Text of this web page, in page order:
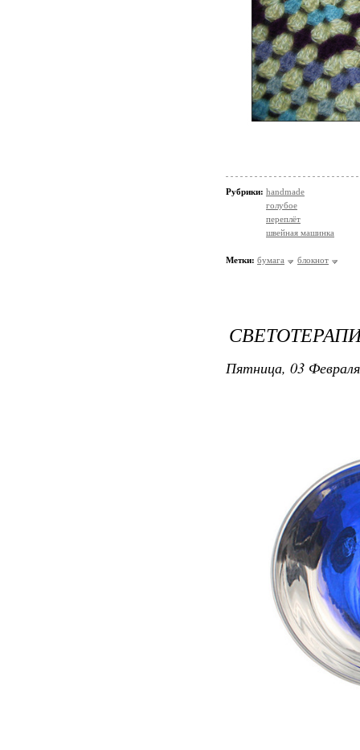
Рубрики: handmade
голубое
переплёт
швейная машинка
Метки: бумага блокнот
Пятница, 03